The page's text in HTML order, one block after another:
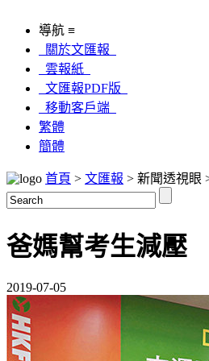
導航 ≡
關於文匯報
雲報紙
文匯報PDF版
移動客戶端
繁體
簡體
首頁 > 文匯報 > 新聞透視眼
爸媽幫考生減壓
2019-07-05